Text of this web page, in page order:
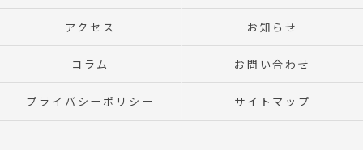
アクセス お知らせ
コラム お問い合わせ
プライバシーポリシー サイトマップ